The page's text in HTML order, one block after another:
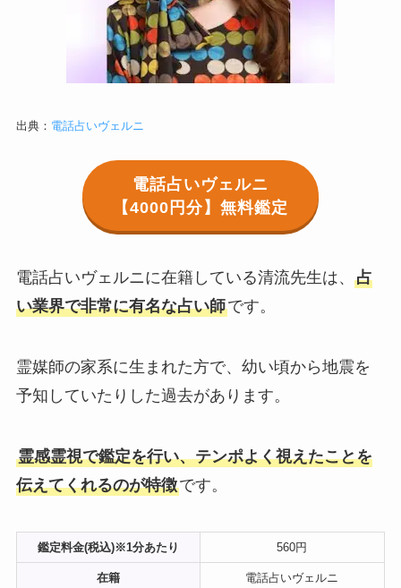
出典： 電話占いヴェルニ
電話占いヴェルニ
【4000円分】無料鑑定
電話占いヴェルニに在籍している清流先生は、 占
い業界で非常に有名な占い師です。
霊媒師の家系に生まれた方で、幼い頃から地震を
予知していたりした過去があります。
霊感霊視で鑑定を行い、テンポよく視えたことを
伝えてくれるのが特徴です。
鑑定料金(税込)※1分あたり 560円
在籍 電話占いヴェルニ